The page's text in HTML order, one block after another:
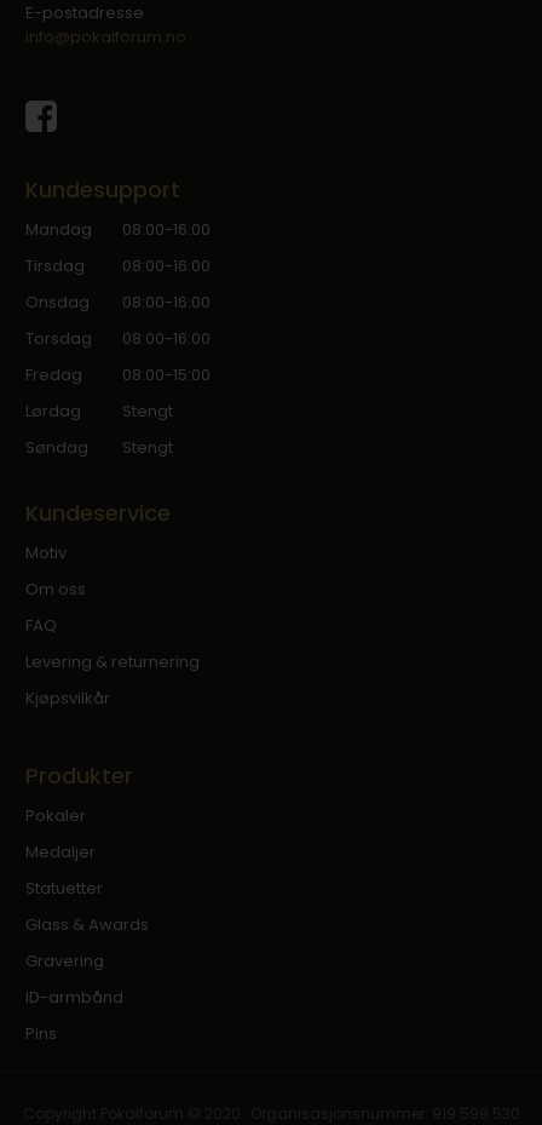
E-postadresse
info@pokalforum.no
Kundesupport
Mandag
08:00-16:00
Tirsdag
08:00-16:00
Onsdag
08:00-16:00
Torsdag
08:00-16:00
Fredag
08:00-15:00
Lørdag
Stengt
Søndag
Stengt
Kundeservice
Motiv
Om oss
FAQ
Levering & returnering
Kjøpsvilkår
Produkter
Pokaler
Medaljer
Statuetter
Glass & Awards
Gravering
ID-armbånd
Pins